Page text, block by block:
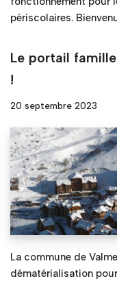
périscolaires.
Le portail
!
20 septembre 2023
La commune de
dématérialisation